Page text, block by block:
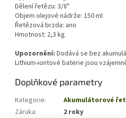
Dělení řetězu: 3/8"
Objem olejové nádrže: 150 ml
Řetězová brzda: ano
Hmotnost: 2,3 kg
Upozornění: Dodává se bez
Lithium-iontové baterie jsou
Doplňkové parametry
Kategorie:
Akumulátorové
Záruka:
2 roky